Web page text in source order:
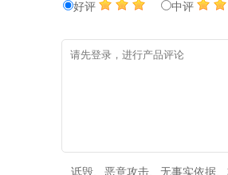
好评 中评
诋毁、恶意攻击、无事实依据